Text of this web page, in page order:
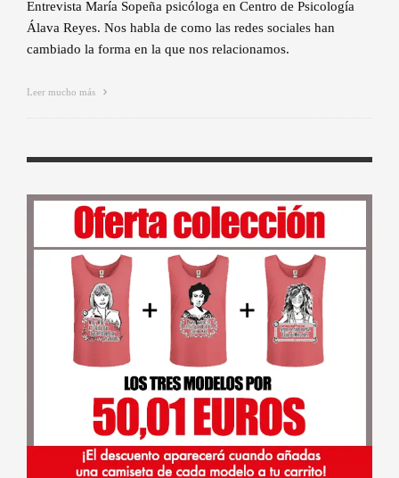
Entrevista María Sopeña psicóloga en Centro de Psicología
Álava Reyes. Nos habla de como las redes sociales han
cambiado la forma en la que nos relacionamos.
Leer mucho más